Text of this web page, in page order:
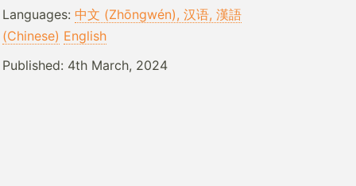
Languages: 中文 (Zhōngwén), 汉语, 漢語
(Chinese) English
Published: 4th March, 2024